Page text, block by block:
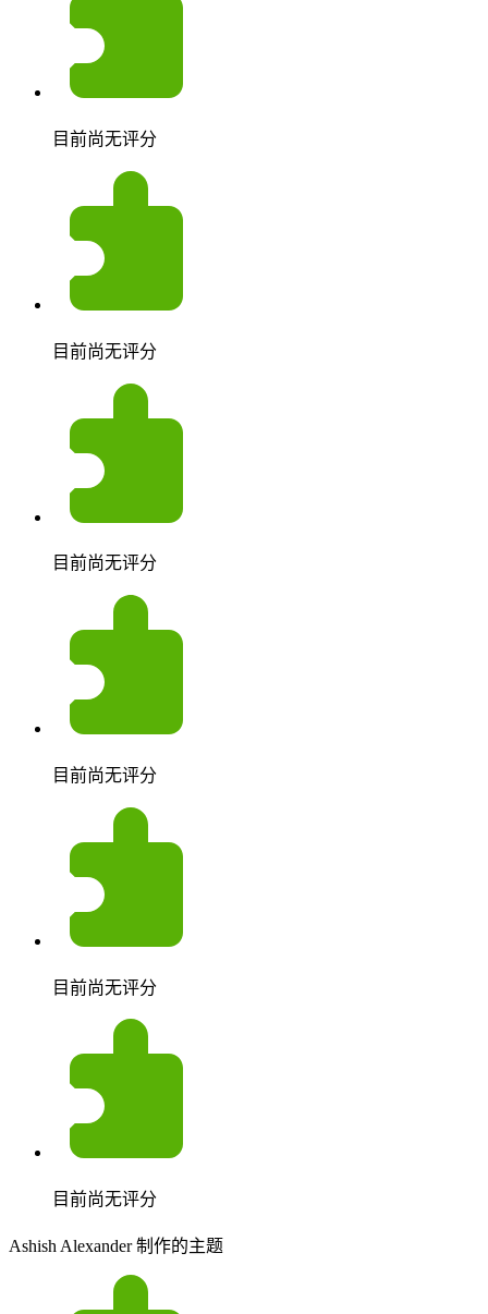
目前尚无评分
目前尚无评分
目前尚无评分
目前尚无评分
目前尚无评分
目前尚无评分
Ashish Alexander 制作的主题